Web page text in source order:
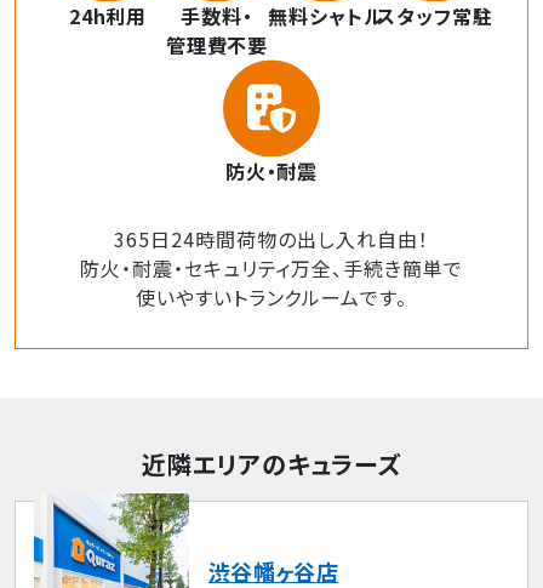
24h利用
手数料・
管理費不要
無料シャトルスタッフ常駐
防火・耐震
365日24時間荷物の出し入れ自由！
防火・耐震・セキュリティ万全、手続き簡単で
使いやすいトランクルームです。
近隣エリアのキュラーズ
渋谷幡ヶ谷店